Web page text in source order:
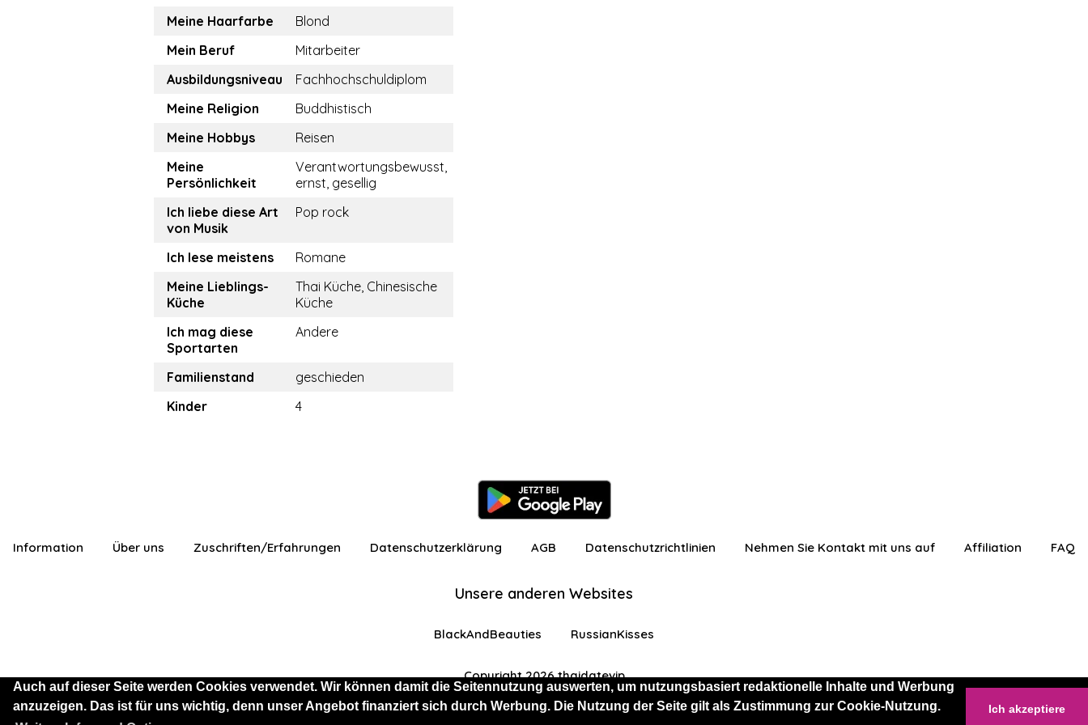
Auch auf dieser Seite werden Cookies verwendet. Wir können damit die Seitennutzung auswerten, um nutzungsbasiert redaktionelle Inhalte und Werbung
anzuzeigen. Das ist für uns wichtig, denn unser Angebot finanziert sich durch Werbung. Die Nutzung der Seite gilt als Zustimmung zur Cookie-Nutzung.
Ich akzeptiere
Sie sind als Besucher mit eingeschränkten Funktionen angemeldet Kostenlos anmelden Einloggen
Meine Haarfarbe
Blond
Mein Beruf
Mitarbeiter
Ausbildungsniveau
Fachhochschuldiplom
Meine Religion
Buddhistisch
Meine Hobbys
Reisen
Meine
Persönlichkeit
Verantwortungsbewusst,
ernst, gesellig
Ich liebe diese Art
von Musik
Pop rock
Ich lese meistens
Romane
Meine Lieblings-
Küche
Thai Küche, Chinesische
Küche
Ich mag diese
Sportarten
Andere
Familienstand
geschieden
Kinder
4
Information Über uns Zuschriften/Erfahrungen Datenschutzerklärung AGB Datenschutzrichtlinien Nehmen Sie Kontakt mit uns auf Affiliation FAQ
Unsere anderen Websites
BlackAndBeauties RussianKisses
Copyright 2026 thaidatevip